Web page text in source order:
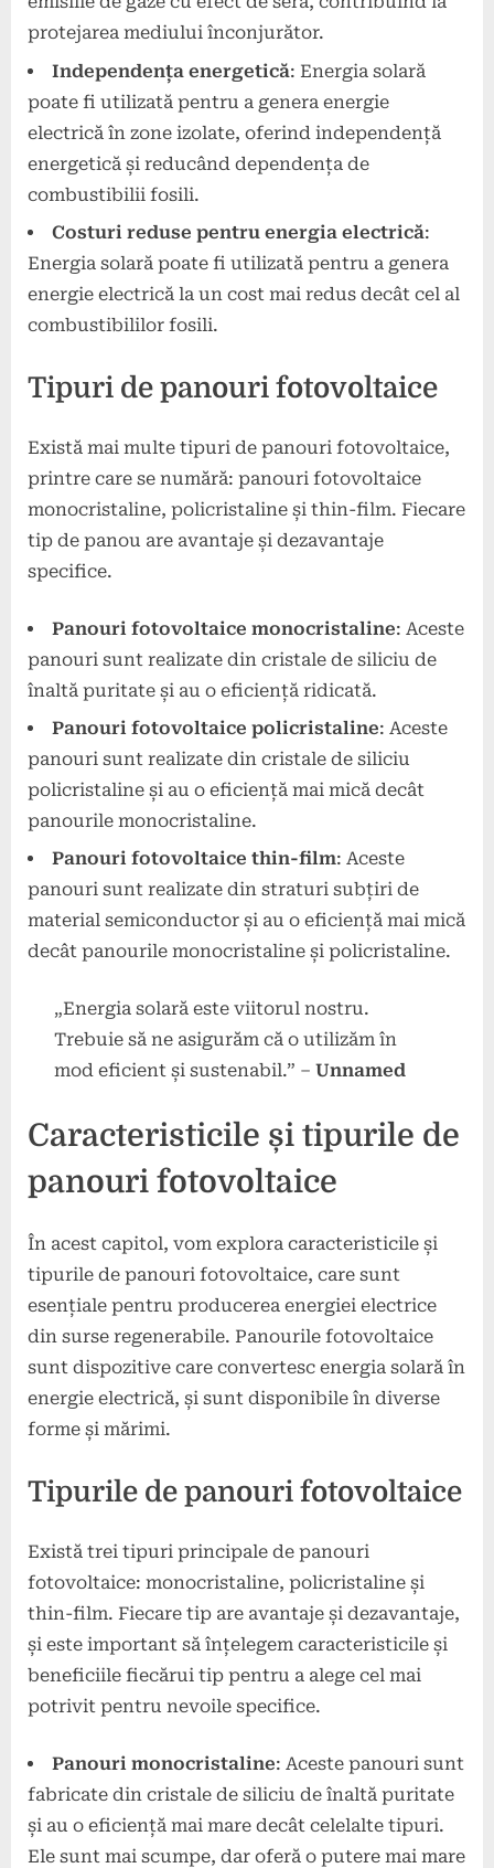
protejarea mediului înconjurător.
Independența energetică: Energia solară
poate fi utilizată pentru a genera energie
electrică în zone izolate, oferind independență
energetică și reducând dependența de
combustibilii fosili.
Costuri reduse pentru energia electrică:
Energia solară poate fi utilizată pentru a genera
energie electrică la un cost mai redus decât cel al
combustibililor fosili.
Tipuri de panouri fotovoltaice
Există mai multe tipuri de panouri fotovoltaice,
printre care se numără: panouri fotovoltaice
monocristaline, policristaline și thin-film. Fiecare
tip de panou are avantaje și dezavantaje
specifice.
Panouri fotovoltaice monocristaline: Aceste
panouri sunt realizate din cristale de siliciu de
înaltă puritate și au o eficiență ridicată.
Panouri fotovoltaice policristaline: Aceste
panouri sunt realizate din cristale de siliciu
policristaline și au o eficiență mai mică decât
panourile monocristaline.
Panouri fotovoltaice thin-film: Aceste
panouri sunt realizate din straturi subțiri de
material semiconductor și au o eficiență mai mică
decât panourile monocristaline și policristaline.
„Energia solară este viitorul nostru.
Trebuie să ne asigurăm că o utilizăm în
mod eficient și sustenabil.” – Unnamed
Caracteristicile și tipurile de
panouri fotovoltaice
În acest capitol, vom explora caracteristicile și
tipurile de panouri fotovoltaice, care sunt
esențiale pentru producerea energiei electrice
din surse regenerabile. Panourile fotovoltaice
sunt dispozitive care convertesc energia solară în
energie electrică, și sunt disponibile în diverse
forme și mărimi.
Tipurile de panouri fotovoltaice
Există trei tipuri principale de panouri
fotovoltaice: monocristaline, policristaline și
thin-film. Fiecare tip are avantaje și dezavantaje,
și este important să înțelegem caracteristicile și
beneficiile fiecărui tip pentru a alege cel mai
potrivit pentru nevoile specifice.
Panouri monocristaline: Aceste panouri sunt
fabricate din cristale de siliciu de înaltă puritate
și au o eficiență mai mare decât celelalte tipuri.
Ele sunt mai scumpe, dar oferă o putere mai mare